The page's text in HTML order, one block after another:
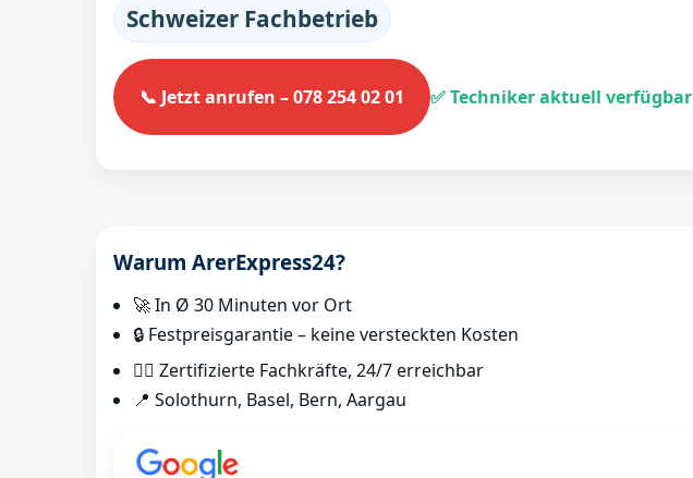
Schweizer Fachbetrieb
📞 Jetzt anrufen – 078 254 02 01 ✅ Techniker aktuell verfügbar
Warum ArerExpress24?
🚀 In Ø 30 Minuten vor Ort
🔒 Festpreisgarantie – keine versteckten Kosten
👷‍♂️ Zertifizierte Fachkräfte, 24/7 erreichbar
📍 Solothurn, Basel, Bern, Aargau